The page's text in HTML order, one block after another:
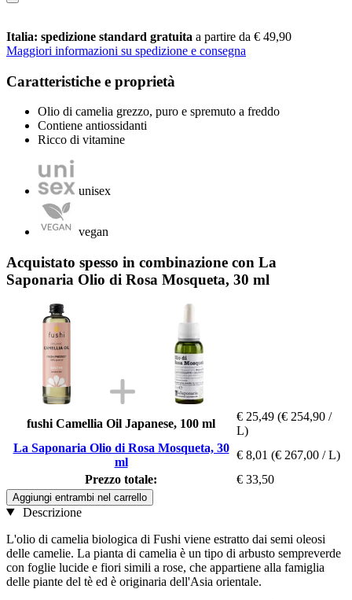
Italia: spedizione standard gratuita a partire da € 49,90
Maggiori informazioni su spedizione e consegna
Caratteristiche e proprietà
Olio di camelia grezzo, puro e spremuto a freddo
Contiene antiossidanti
Ricco di vitamine
unisex
vegan
Acquistato spesso in combinazione con La
Saponaria Olio di Rosa Mosqueta, 30 ml
fushi Camellia Oil Japanese, 100 ml
€ 25,49 (€ 254,90 /
L)
La Saponaria Olio di Rosa Mosqueta, 30
ml
€ 8,01 (€ 267,00 / L)
Prezzo totale:
€ 33,50
Aggiungi entrambi nel carrello
Descrizione
L'olio di camelia biologica di Fushi viene estratto dai semi oleosi
delle camelie. La pianta di camelia è un tipo di arbusto sempreverde
con foglie lucide e fiori simili a rose, che appartiene alla famiglia
delle piante del tè ed è originaria dell'Asia orientale.